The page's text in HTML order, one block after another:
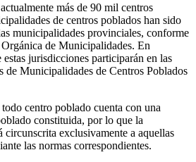
más de 90 mil centros
de centros poblados han sido
municipalidades provinciales, conforme
de Municipalidades. En
jurisdicciones participarán en las
de Municipalidades de Centros Poblados
centro poblado cuenta con una
constituida, por lo que la
circunscrita exclusivamente a aquellas
las normas correspondientes.